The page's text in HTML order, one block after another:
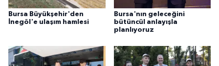
Bursa Büyükşehir'den
İnegöl'e ulaşım hamlesi
Bursa'nın geleceğini
bütüncül anlayışla
planlıyoruz